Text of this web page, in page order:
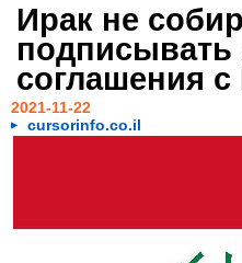
Ирак не
соглашения
2021-11-22
cursorinfo.co.il